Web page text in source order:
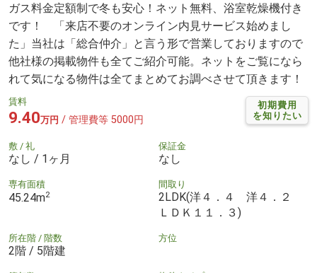
ガス料金定額制で冬も安心！ネット無料、浴室乾燥機付き
です！ 「来店不要のオンライン内見サービス始めまし
た」当社は「総合仲介」と言う形で営業しておりますので
他社様の掲載物件も全てご紹介可能。ネットをご覧になら
れて気になる物件は全てまとめてお調べさせて頂きます！
初期費用
を知りたい
賃料
9.40万円 / 管理費等 5000円
敷 / 礼
なし / 1ヶ月
保証金
なし
専有面積
45.24m2
間取り
2LDK(洋４．４ 洋４．２
ＬＤＫ１１．３)
所在階 / 階数
2階 / 5階建
方位